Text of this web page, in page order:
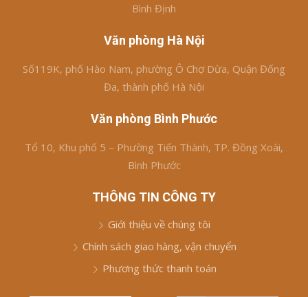
Bình Định
Văn phòng Hà Nội
Số119K, phố Hào Nam, phường Ô Chợ Dừa, Quận Đống
Đa, thành phố Hà Nội
Văn phòng Bình Phước
Tổ 10, Khu phố 5 – Phường Tiến Thành, TP. Đồng Xoài,
Bình Phước
THÔNG TIN CÔNG TY
Giới thiệu về chúng tôi
Chính sách giao hàng, vận chuyển
Phương thức thanh toán